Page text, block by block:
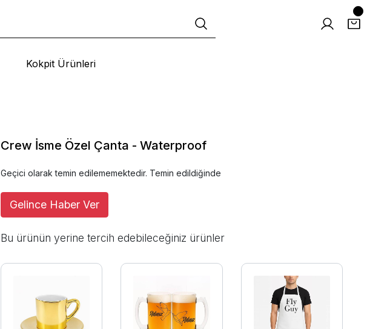
Kokpit Ürünleri
Crew İsme Özel Çanta - Waterproof
Geçici olarak temin edilememektedir. Temin edildiğinde
Gelince Haber Ver
Bu ürünün yerine tercih edebileceğiniz ürünler